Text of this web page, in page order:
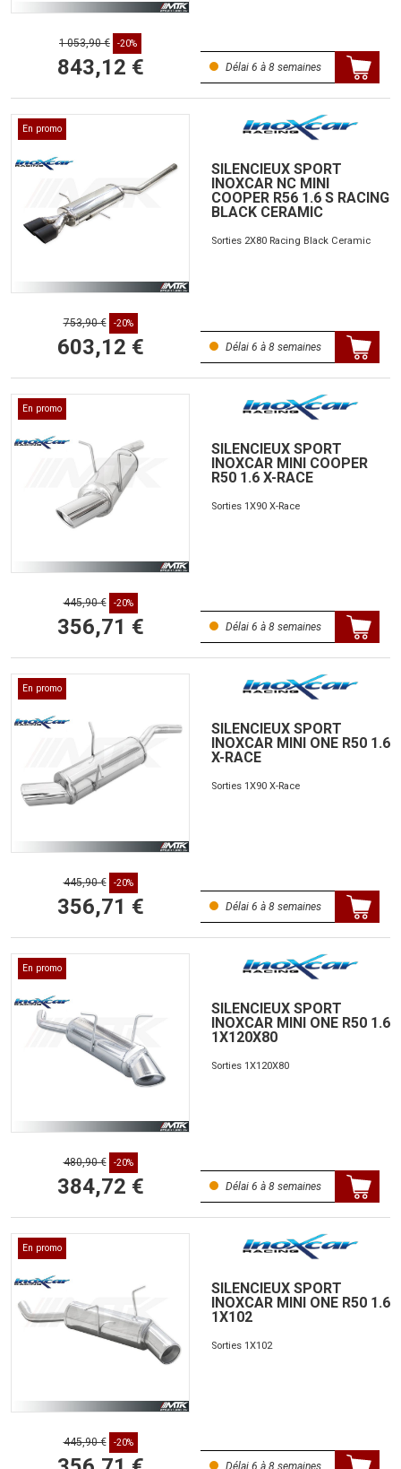
1 053,90 € -20%
843,12 € Délai 6 à 8 semaines
En promo
SILENCIEUX SPORT
INOXCAR NC MINI
COOPER R56 1.6 S RACING
BLACK CERAMIC
Sorties 2X80 Racing Black Ceramic
753,90 € -20%
603,12 € Délai 6 à 8 semaines
En promo
SILENCIEUX SPORT
INOXCAR MINI COOPER
R50 1.6 X-RACE
Sorties 1X90 X-Race
445,90 € -20%
356,71 € Délai 6 à 8 semaines
En promo
SILENCIEUX SPORT
INOXCAR MINI ONE R50 1.6
X-RACE
Sorties 1X90 X-Race
445,90 € -20%
356,71 € Délai 6 à 8 semaines
En promo
SILENCIEUX SPORT
INOXCAR MINI ONE R50 1.6
1X120X80
Sorties 1X120X80
480,90 € -20%
384,72 € Délai 6 à 8 semaines
En promo
SILENCIEUX SPORT
INOXCAR MINI ONE R50 1.6
1X102
Sorties 1X102
445,90 € -20%